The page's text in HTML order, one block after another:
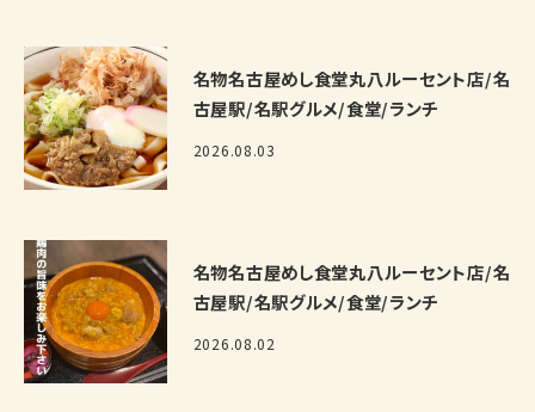
名物名古屋めし食堂丸八ルーセント店/名
古屋駅/名駅グルメ/食堂/ランチ
2026.08.03
名物名古屋めし食堂丸八ルーセント店/名
古屋駅/名駅グルメ/食堂/ランチ
2026.08.02